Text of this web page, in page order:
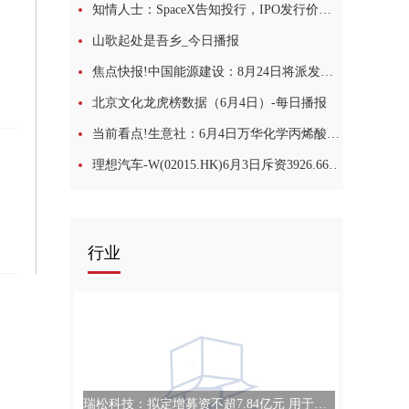
知情人士：SpaceX告知投行，IPO发行价维持每股135美元不变 焦点
山歌起处是吾乡_今日播报
焦点快报!中国能源建设：8月24日将派发股息0.0312元/股
北京文化龙虎榜数据（6月4日）-每日播报
当前看点!生意社：6月4日万华化学丙烯酸华北报价下调
理想汽车-W(02015.HK)6月3日斥资3926.66万港元回购66.4万股-每日关注
行业
瑞松科技：拟定增募资不超7.84亿元 用于高精高速六轴机器人产业化项目等 消息